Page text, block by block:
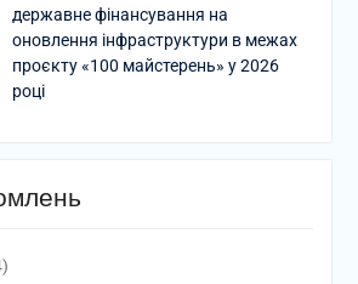
державне фінансування на
оновлення інфраструктури в межах
проєкту «100 майстерень» у 2026
році